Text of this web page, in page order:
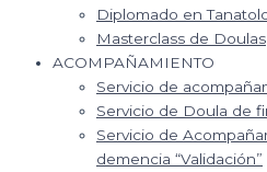
Diplomado en
Masterclass de Doulas
ACOMPAÑAMIENTO
Servicio de
Servicio de Doula de
Servicio de
demencia “Validación”